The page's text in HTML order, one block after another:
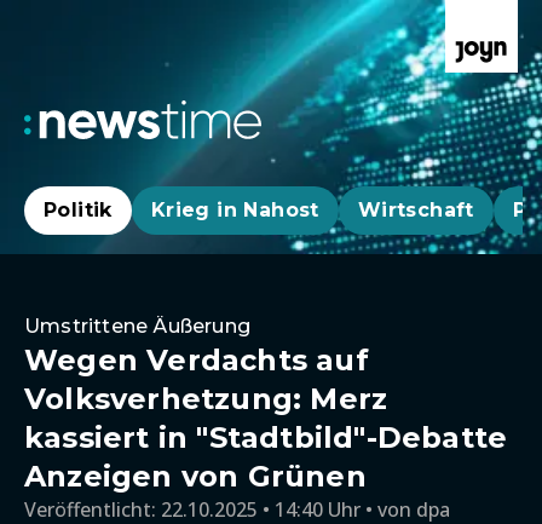
Politik Krieg in Nahost Wirtschaft
Umstrittene Äußerung
Wegen Verdachts auf
Volksverhetzung: Merz
kassiert in "Stadtbild"-Debatte
Anzeigen von Grünen
Veröffentlicht: 22.10.2025 • 14:40 Uhr von dpa